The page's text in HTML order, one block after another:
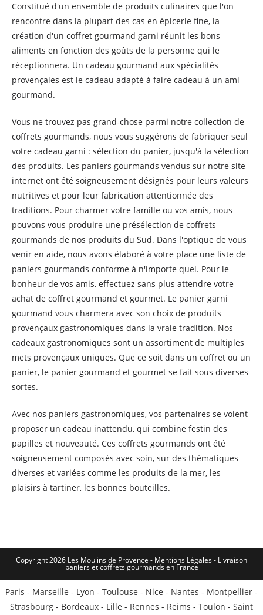
Constitué d'un ensemble de produits culinaires que l'on
rencontre dans la plupart des cas en épicerie fine, la
création d'un coffret gourmand garni réunit les bons
aliments en fonction des goûts de la personne qui le
réceptionnera. Un cadeau gourmand aux spécialités
provençales est le cadeau adapté à faire cadeau à un ami
gourmand.
Vous ne trouvez pas grand-chose parmi notre collection de
coffrets gourmands, nous vous suggérons de fabriquer seul
votre cadeau garni : sélection du panier, jusqu'à la sélection
des produits. Les paniers gourmands vendus sur notre site
internet ont été soigneusement désignés pour leurs valeurs
nutritives et pour leur fabrication attentionnée des
traditions. Pour charmer votre famille ou vos amis, nous
pouvons vous produire une présélection de coffrets
gourmands de nos produits du Sud. Dans l'optique de vous
venir en aide, nous avons élaboré à votre place une liste de
paniers gourmands conforme à n'importe quel. Pour le
bonheur de vos amis, effectuez sans plus attendre votre
achat de coffret gourmand et gourmet. Le panier garni
gourmand vous charmera avec son choix de produits
provençaux gastronomiques dans la vraie tradition. Nos
cadeaux gastronomiques sont un assortiment de multiples
mets provençaux uniques. Que ce soit dans un coffret ou un
panier, le panier gourmand et gourmet se fait sous diverses
sortes.
Avec nos paniers gastronomiques, vos partenaires se voient
proposer un cadeau inattendu, qui combine festin des
papilles et nouveauté. Ces coffrets gourmands ont été
soigneusement composés avec soin, sur des thématiques
diverses et variées comme les produits de la mer, les
plaisirs à tartiner, les bonnes bouteilles.
Copyright 2026 Les Moulins de Provence - Mentions Légales - Livraison
paniers et coffrets gourmands en France
Paris - Marseille - Lyon - Toulouse - Nice - Nantes - Montpellier -
Strasbourg - Bordeaux - Lille - Rennes - Reims - Toulon - Saint